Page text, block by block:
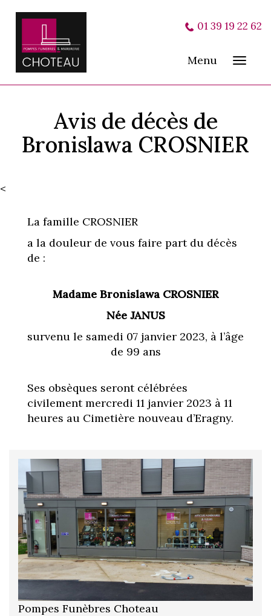
01 39 19 22 62
Menu
Avis de décès de
Bronislawa CROSNIER
<
La famille CROSNIER
a la douleur de vous faire part du décès
de :
Madame Bronislawa CROSNIER
Née JANUS
survenu le samedi 07 janvier 2023, à l’âge
de 99 ans
Ses obsèques seront célébrées
civilement mercredi 11 janvier 2023 à 11
heures au Cimetière nouveau d’Eragny.
Pompes Funèbres Choteau